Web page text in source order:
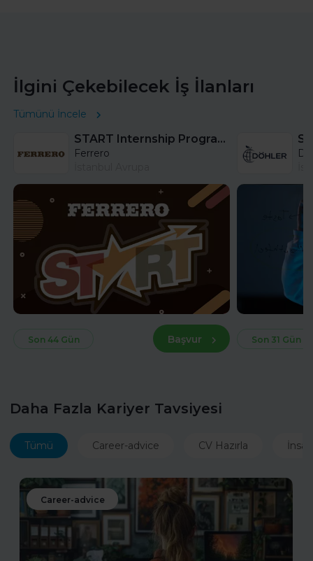
İlgini Çekebilecek İş İlanları
Tümünü İncele
START Internship Program (Sales) - Istanbul
Ferrero
Son 44 Gün Başvur Son 31 Gün
Daha Fazla Kariyer Tavsiyesi
Tümü Career-advice CV Hazırla
Career-advice